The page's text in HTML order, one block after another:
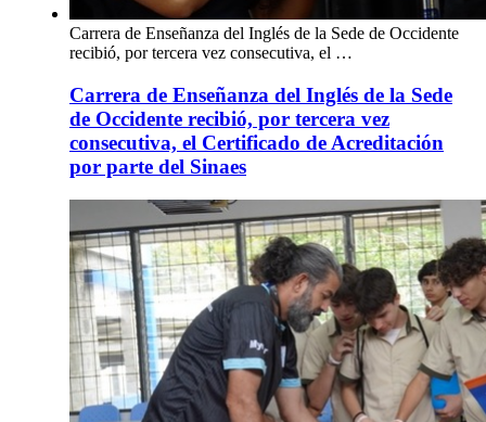
Carrera de Enseñanza del Inglés de la Sede de Occidente
recibió, por tercera vez consecutiva, el …
Carrera de Enseñanza del Inglés de la Sede
de Occidente recibió, por tercera vez
consecutiva, el Certificado de Acreditación
por parte del Sinaes